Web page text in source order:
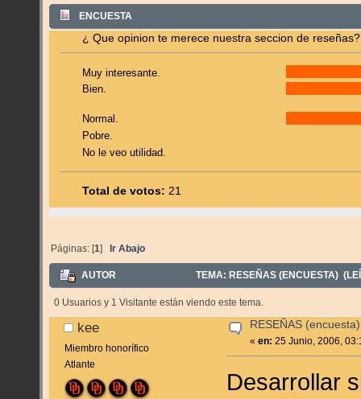
ENCUESTA
¿ Que opinion te merece nuestra seccion de reseñas?
Muy interesante.
Bien.
Normal.
Pobre.
No le veo utilidad.
Total de votos: 21
Páginas: [1]Ir Abajo
AUTOR TEMA: RESEÑAS (ENCUESTA)
0 Usuarios y 1 Visitante están viendo este tema.
kee
Miembro honorífico
Atlante
RESEÑAS (encuesta)
«en: 25 Junio, 2006,
Desarrollar